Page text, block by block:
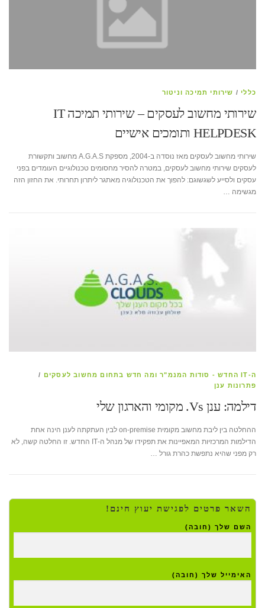
כללי / שירותי תמיכה וניטור
שירותי מחשוב לעסקים – שירותי תמיכה IT
HELPDESK ותומכים אישיים
שירותי מחשוב לעסקים מאז נוסדה ב-2004, מספקת A.G.A.S מחשוב ותקשורת
לעסקים שירותי מחשוב לעסקים, במטרה להסיר מחסומים טכנולוגיים העומדים בפני
עסקים ולסייע לשגשוגם: להפוך את הטכנולוגיה מאתגר ליתרון תחרותי. את החזון הזה
מגשימה …
ה-IT החדש - סודות המנמ"ר ומה חדש בתחום מחשוב לעסקים
/
פתרונות ענן
דילמה: ענן Vs. מקומי והארגון שלי
ההחלטה בין ליבת מחשוב מקומית on-premise לבין העתקתה לענן הינה אחת
הדילמות המרכזיות המאפיינות את תפקידו של מנהל ה-IT החדש. זו החלטה קשה, לא
רק מפני שהיא נתפשת כהרת גורל …
השאר פרטים לפגישת יעוץ חינם!
השם שלך (חובה)
האימייל שלך (חובה)